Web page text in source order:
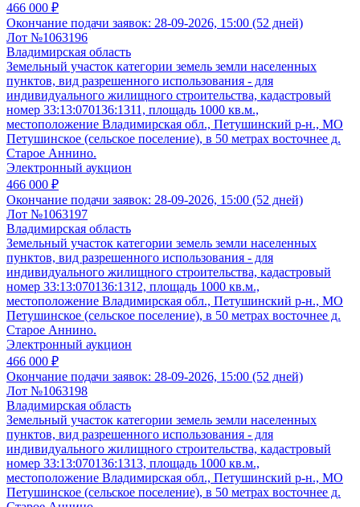
466 000 ₽
Окончание подачи заявок: 28-09-2026, 15:00 (52 дней)
Лот №1063196
Владимирская область
Земельный участок категории земель земли населенных
пунктов, вид разрешенного использования - для
индивидуального жилищного строительства, кадастровый
номер 33:13:070136:1311, площадь 1000 кв.м.,
местоположение Владимирская обл., Петушинский р-н., МО
Петушинское (сельское поселение), в 50 метрах восточнее д.
Старое Аннино.
Электронный аукцион
466 000 ₽
Окончание подачи заявок: 28-09-2026, 15:00 (52 дней)
Лот №1063197
Владимирская область
Земельный участок категории земель земли населенных
пунктов, вид разрешенного использования - для
индивидуального жилищного строительства, кадастровый
номер 33:13:070136:1312, площадь 1000 кв.м.,
местоположение Владимирская обл., Петушинский р-н., МО
Петушинское (сельское поселение), в 50 метрах восточнее д.
Старое Аннино.
Электронный аукцион
466 000 ₽
Окончание подачи заявок: 28-09-2026, 15:00 (52 дней)
Лот №1063198
Владимирская область
Земельный участок категории земель земли населенных
пунктов, вид разрешенного использования - для
индивидуального жилищного строительства, кадастровый
номер 33:13:070136:1313, площадь 1000 кв.м.,
местоположение Владимирская обл., Петушинский р-н., МО
Петушинское (сельское поселение), в 50 метрах восточнее д.